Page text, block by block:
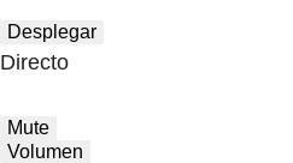
Desplegar
Directo
Mute
Volumen